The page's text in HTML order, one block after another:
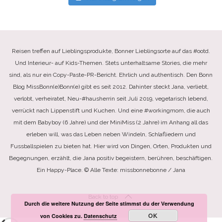
Reisen treffen auf Lieblingsprodukte, Bonner Lieblingsorte auf das #ootd.
Und Interieur- auf Kids-Themen. Stets unterhaltsame Stories, die mehr
sind, als nur ein Copy-Paste-PR-Bericht. Ehrlich und authentisch. Den Bonn
Blog MissBonn(e)Bonn(e) gibt es seit 2012. Dahinter steckt Jana, verliebt,
verlobt, verheiratet, Neu-#hausherrin seit Juli 2019, vegetarisch lebend,
verrückt nach Lippenstift und Kuchen. Und eine #workingmom, die auch
mit dem Babyboy (6 Jahre) und der MiniMiss (2 Jahre) im Anhang all das
erleben will, was das Leben neben Windeln, Schlafliedern und
Fussballspielen zu bieten hat. Hier wird von Dingen, Orten, Produkten und
Begegnungen, erzählt, die Jana positiv begeistern, berühren, beschäftigen.
Ein Happy-Place. © Alle Texte: missbonnebonne / Jana
Back to top
Durch die weitere Nutzung der Seite stimmst du der Verwendung
von Cookies zu.Datenschutz OK